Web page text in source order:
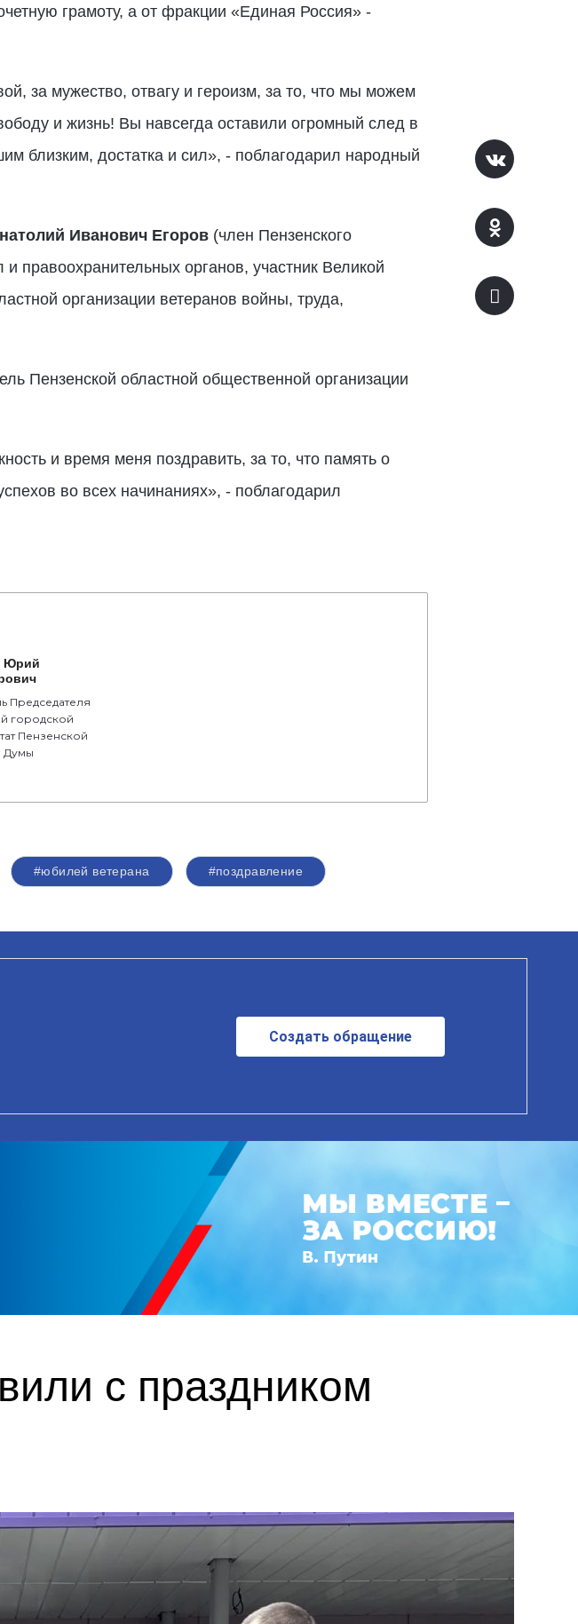
грамоту, а от фракции «Единая Россия» -
за мужество, отвагу и героизм, за то, что мы можем
и жизнь! Вы навсегда оставили огромный след в
близким, достатка и сил», - поблагодарил народный
Иванович Егоров(член Пензенского
правоохранительных органов, участник Великой
организации ветеранов войны, труда,
Пензенской областной общественной организации
и время меня поздравить, за то, что память о
во всех начинаниях», - поблагодарил
Юрий
Председателя
городской
Пензенской
Думы
#юбилей ветерана #поздравление
Создать обращение
с праздником